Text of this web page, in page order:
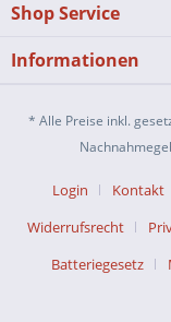
Shop Service
Informationen
* Alle Preise inkl.
Login Kontakt
Widerrufsrecht
Batteriegesetz